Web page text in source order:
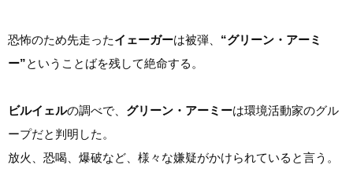
恐怖のため先走ったイェーガーは被弾、 “グリーン・アーミ
ー”ということばを残して絶命する。
ビルイェルの調べで、 グリーン・アーミーは環境活動家のグル
ープだと判明した。
放火、恐喝、爆破など、様々な嫌疑がかけられていると言う。